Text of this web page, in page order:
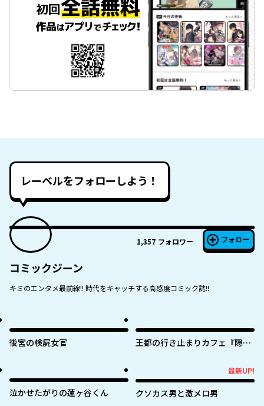
レーベルをフォローしよう！
1,357 フォロワー フォロー
コミックジーン
キミのエンタメ最前線!! 時代をキャッチする高感度コミック誌!!
後宮の検屍女官
王都の行き止まりカフェ『隠れ
た私の店に筆頭文官様がくつろ
ぎに来ます～
泣かせたがりの蓮ヶ谷くん
最新UP!
クソカス男と激メロ男